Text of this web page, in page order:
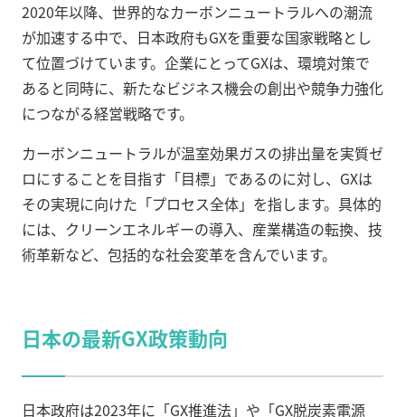
2020年以降、世界的なカーボンニュートラルへの潮流
が加速する中で、日本政府もGXを重要な国家戦略とし
て位置づけています。企業にとってGXは、環境対策で
あると同時に、新たなビジネス機会の創出や競争力強化
につながる経営戦略です。
カーボンニュートラルが温室効果ガスの排出量を実質ゼ
ロにすることを目指す「目標」であるのに対し、GXは
その実現に向けた「プロセス全体」を指します。具体的
には、クリーンエネルギーの導入、産業構造の転換、技
術革新など、包括的な社会変革を含んでいます。
日本の最新GX政策動向
日本政府は2023年に「GX推進法」や「GX脱炭素電源